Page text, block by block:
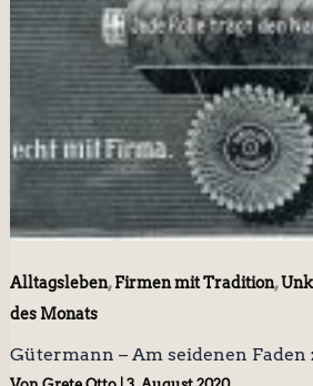
Alltagsleben,Firmen mit Tradition,
des Monats
Gütermann – Am seidenen Faden